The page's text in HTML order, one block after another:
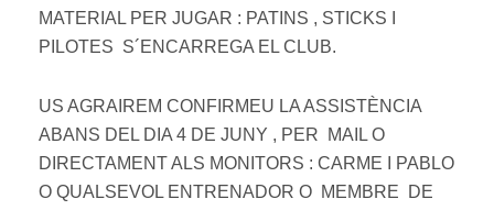
MATERIAL PER JUGAR : PATINS , STICKS I
PILOTES S´ENCARREGA EL CLUB.
US AGRAIREM CONFIRMEU LA ASSISTÈNCIA
ABANS DEL DIA 4 DE JUNY , PER MAIL O
DIRECTAMENT ALS MONITORS : CARME I PABLO
O QUALSEVOL ENTRENADOR O MEMBRE DE